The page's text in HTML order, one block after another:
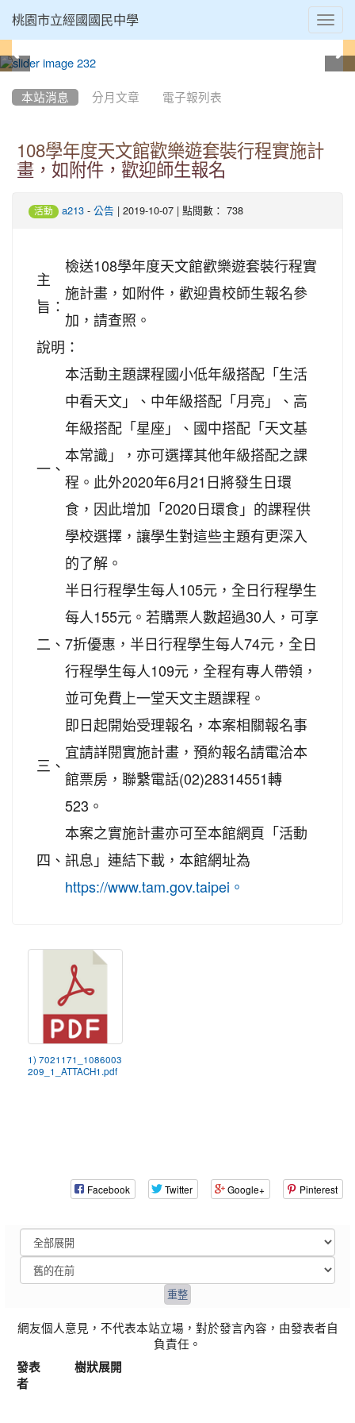
桃園市立經國國民中學
本站消息 分月文章 電子報列表
108學年度天文館歡樂遊套裝行程實施計
畫，如附件，歡迎師生報名
活動 a213 - 公告 | 2019-10-07 | 點閱數： 738
主
旨：
檢送108學年度天文館歡樂遊套裝行程實
施計畫，如附件，歡迎貴校師生報名參
加，請查照。
說明：
一、
本活動主題課程國小低年級搭配「生活
中看天文」、中年級搭配「月亮」、高
年級搭配「星座」、國中搭配「天文基
本常識」，亦可選擇其他年級搭配之課
程。此外2020年6月21日將發生日環
食，因此增加「2020日環食」的課程供
學校選擇，讓學生對這些主題有更深入
的了解。
二、
半日行程學生每人105元，全日行程學生
每人155元。若購票人數超過30人，可享
7折優惠，半日行程學生每人74元，全日
行程學生每人109元，全程有專人帶領，
並可免費上一堂天文主題課程。
三、
即日起開始受理報名，本案相關報名事
宜請詳閱實施計畫，預約報名請電洽本
館票房，聯繫電話(02)28314551轉
523。
四、
本案之實施計畫亦可至本館網頁「活動
訊息」連結下載，本館網址為
https://www.tam.gov.taipei。
1) 7021171_1086003
209_1_ATTACH1.pdf
Facebook Twitter Google+ Pinterest
網友個人意見，不代表本站立場，對於發言內容，由發表者自
負責任。
發表
者
樹狀展開